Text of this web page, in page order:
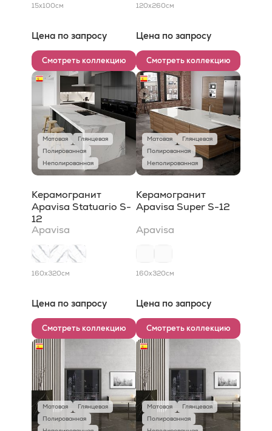
15x100см
Цена по запросу
Смотреть коллекцию
120x260см
Цена по запросу
Смотреть коллекцию
Матовая
Глянцевая
Полированная
Неполированная
Керамогранит
Apavisa Statuario S-
12
Apavisa
160x320см
Цена по запросу
Смотреть коллекцию
Матовая
Глянцевая
Полированная
Неполированная
Керамогранит
Apavisa Super S-12
Apavisa
160x320см
Цена по запросу
Смотреть коллекцию
Матовая
Глянцевая
Полированная
Матовая
Глянцевая
Полированная